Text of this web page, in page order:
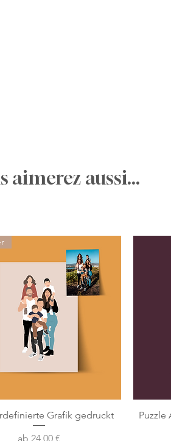
aimerez aussi...
Grafik gedruckt
ab 24,00 €
Sale-Preis
Puzzle